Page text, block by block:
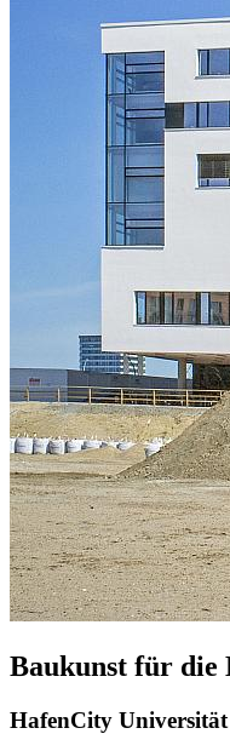
Baukunst für die
HafenCity Universität